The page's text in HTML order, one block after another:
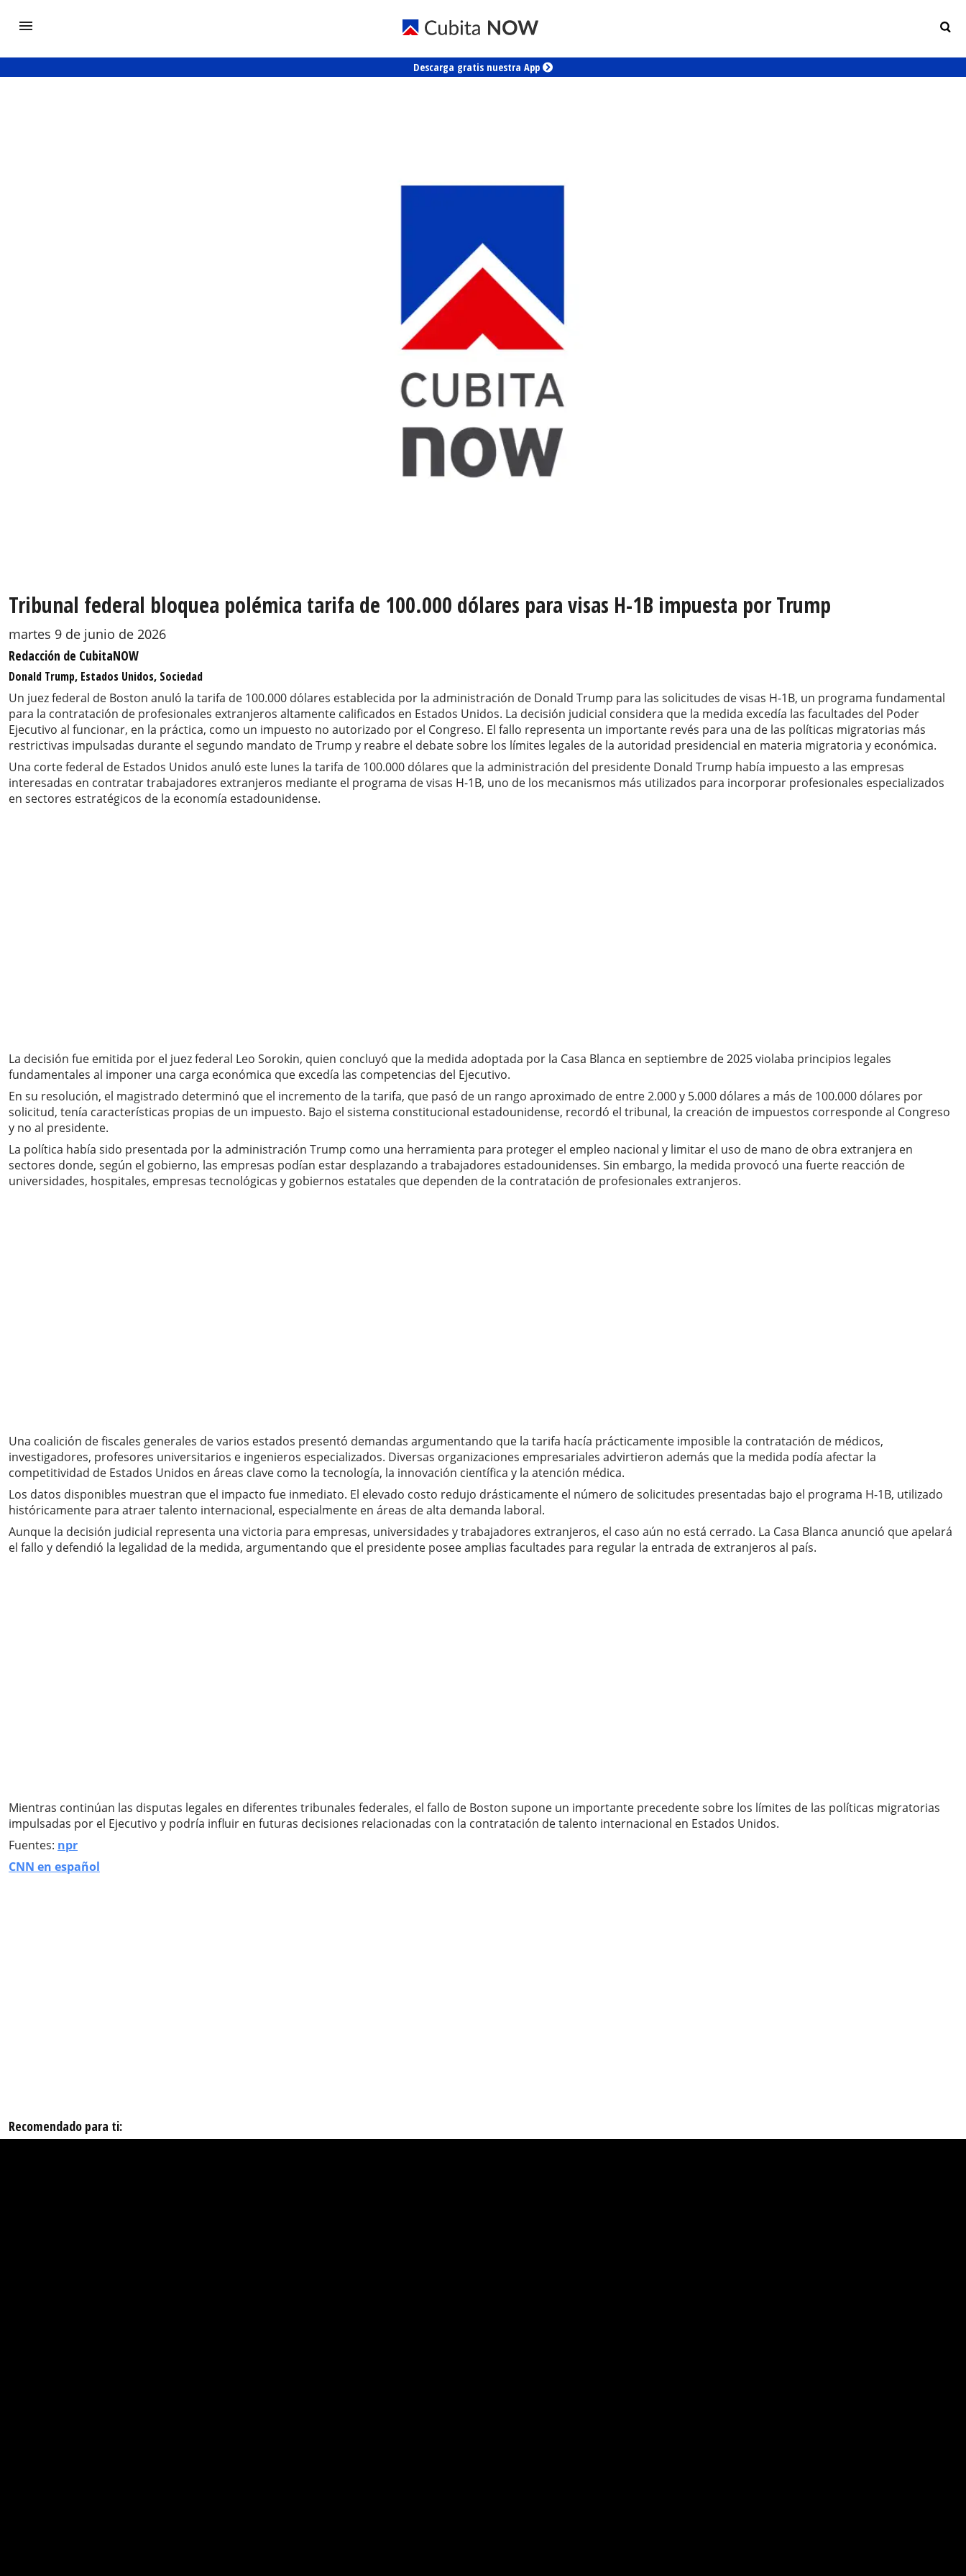
Descarga gratis nuestra App
Tribunal federal bloquea polémica tarifa de 100.000 dólares para visas H-1B impuesta por Trump
martes 9 de junio de 2026
Redacción de CubitaNOW
Donald Trump, Estados Unidos, Sociedad
Un juez federal de Boston anuló la tarifa de 100.000 dólares establecida por la administración de Donald Trump para las solicitudes de visas H-1B, un programa fundamental
para la contratación de profesionales extranjeros altamente calificados en Estados Unidos. La decisión judicial considera que la medida excedía las facultades del Poder
Ejecutivo al funcionar, en la práctica, como un impuesto no autorizado por el Congreso. El fallo representa un importante revés para una de las políticas migratorias más
restrictivas impulsadas durante el segundo mandato de Trump y reabre el debate sobre los límites legales de la autoridad presidencial en materia migratoria y económica.
Una corte federal de Estados Unidos anuló este lunes la tarifa de 100.000 dólares que la administración del presidente Donald Trump había impuesto a las empresas
interesadas en contratar trabajadores extranjeros mediante el programa de visas H-1B, uno de los mecanismos más utilizados para incorporar profesionales especializados
en sectores estratégicos de la economía estadounidense.
La decisión fue emitida por el juez federal Leo Sorokin, quien concluyó que la medida adoptada por la Casa Blanca en septiembre de 2025 violaba principios legales
fundamentales al imponer una carga económica que excedía las competencias del Ejecutivo.
En su resolución, el magistrado determinó que el incremento de la tarifa, que pasó de un rango aproximado de entre 2.000 y 5.000 dólares a más de 100.000 dólares por
solicitud, tenía características propias de un impuesto. Bajo el sistema constitucional estadounidense, recordó el tribunal, la creación de impuestos corresponde al Congreso
y no al presidente.
La política había sido presentada por la administración Trump como una herramienta para proteger el empleo nacional y limitar el uso de mano de obra extranjera en
sectores donde, según el gobierno, las empresas podían estar desplazando a trabajadores estadounidenses. Sin embargo, la medida provocó una fuerte reacción de
universidades, hospitales, empresas tecnológicas y gobiernos estatales que dependen de la contratación de profesionales extranjeros.
Una coalición de fiscales generales de varios estados presentó demandas argumentando que la tarifa hacía prácticamente imposible la contratación de médicos,
investigadores, profesores universitarios e ingenieros especializados. Diversas organizaciones empresariales advirtieron además que la medida podía afectar la
competitividad de Estados Unidos en áreas clave como la tecnología, la innovación científica y la atención médica.
Los datos disponibles muestran que el impacto fue inmediato. El elevado costo redujo drásticamente el número de solicitudes presentadas bajo el programa H-1B, utilizado
históricamente para atraer talento internacional, especialmente en áreas de alta demanda laboral.
Aunque la decisión judicial representa una victoria para empresas, universidades y trabajadores extranjeros, el caso aún no está cerrado. La Casa Blanca anunció que apelará
el fallo y defendió la legalidad de la medida, argumentando que el presidente posee amplias facultades para regular la entrada de extranjeros al país.
Mientras continúan las disputas legales en diferentes tribunales federales, el fallo de Boston supone un importante precedente sobre los límites de las políticas migratorias
impulsadas por el Ejecutivo y podría influir en futuras decisiones relacionadas con la contratación de talento internacional en Estados Unidos.
Fuentes: npr
CNN en español
Recomendado para ti: